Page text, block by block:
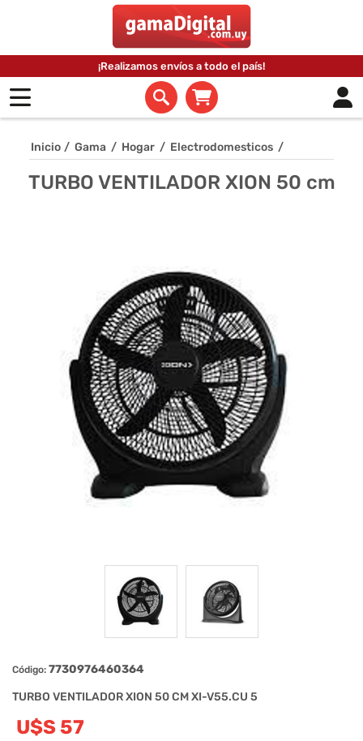
¡Realizamos envíos a todo el país!
Inicio / Gama / Hogar / Electrodomesticos /
TURBO VENTILADOR XION 50 cm
Código: 7730976460364
TURBO VENTILADOR XION 50 CM XI-V55.CU 5
U$S 57